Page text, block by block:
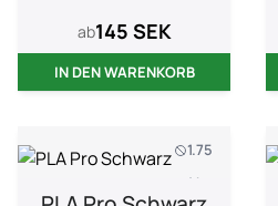
ab145 SEK
IN DEN WARENKORB
1.75
1 kg